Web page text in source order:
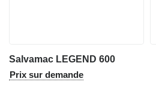
Salvamac LEGEND 600
Prix sur demande